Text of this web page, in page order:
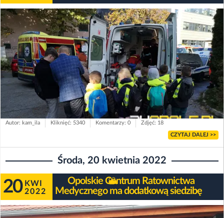
Autor: kam_ila Kliknięć: 5340 Komentarzy: 0 Zdjęć: 18
CZYTAJ DALEJ >>
Środa, 20 kwietnia 2022
20 KWI
2022
Opolskie Centrum Ratownictwa
Medycznego ma dodatkową siedzibę